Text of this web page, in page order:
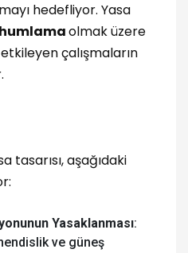
hedefliyor. Yasa
olmak üzere
çalışmaların
tasarısı, aşağıdaki
Yasaklanması:
ve güneş